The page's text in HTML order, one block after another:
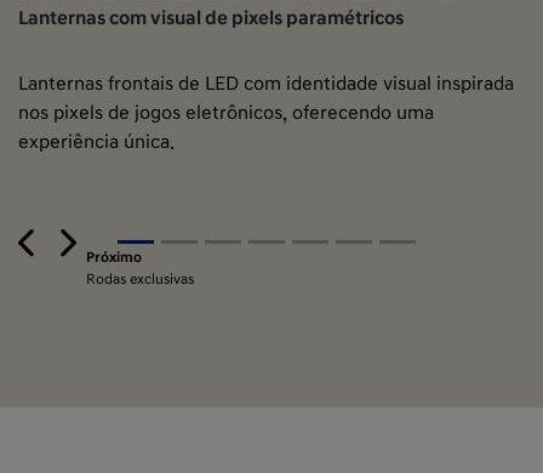
Lanternas com visual de pixels paramétricos
Lanternas frontais de LED com identidade visual inspirada
nos pixels de jogos eletrônicos, oferecendo uma
experiência única.
PreviousNext
Próximo
Rodas exclusivas